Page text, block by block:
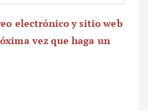
electrónico y sitio web
vez que haga un